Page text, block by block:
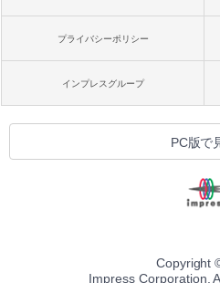
プライバシーポリシー
インプレスグループ
PC版で
Copyright
Impress Corporation.